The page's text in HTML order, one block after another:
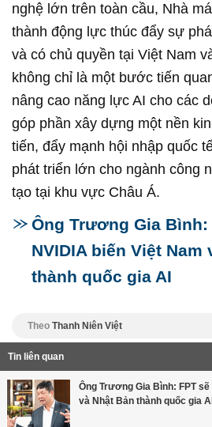
nghệ lớn trên toàn cầu, Nhà
thành động lực thúc đẩy sự
và có chủ quyền tại Việt Nam
không chỉ là một bước tiến
nâng cao năng lực AI cho các
góp phần xây dựng một nền
tiến, đẩy mạnh hội nhập quốc
phát triển lớn cho ngành công
tạo tại khu vực Châu Á.
Ông Trương Gia Bình:
NVIDIA biến Việt Nam
thành quốc gia AI
Theo Thanh Niên Việt
Tin liên quan
Ông Trương Gia Bình: FPT
và Nhật Bản thành quốc gia AI